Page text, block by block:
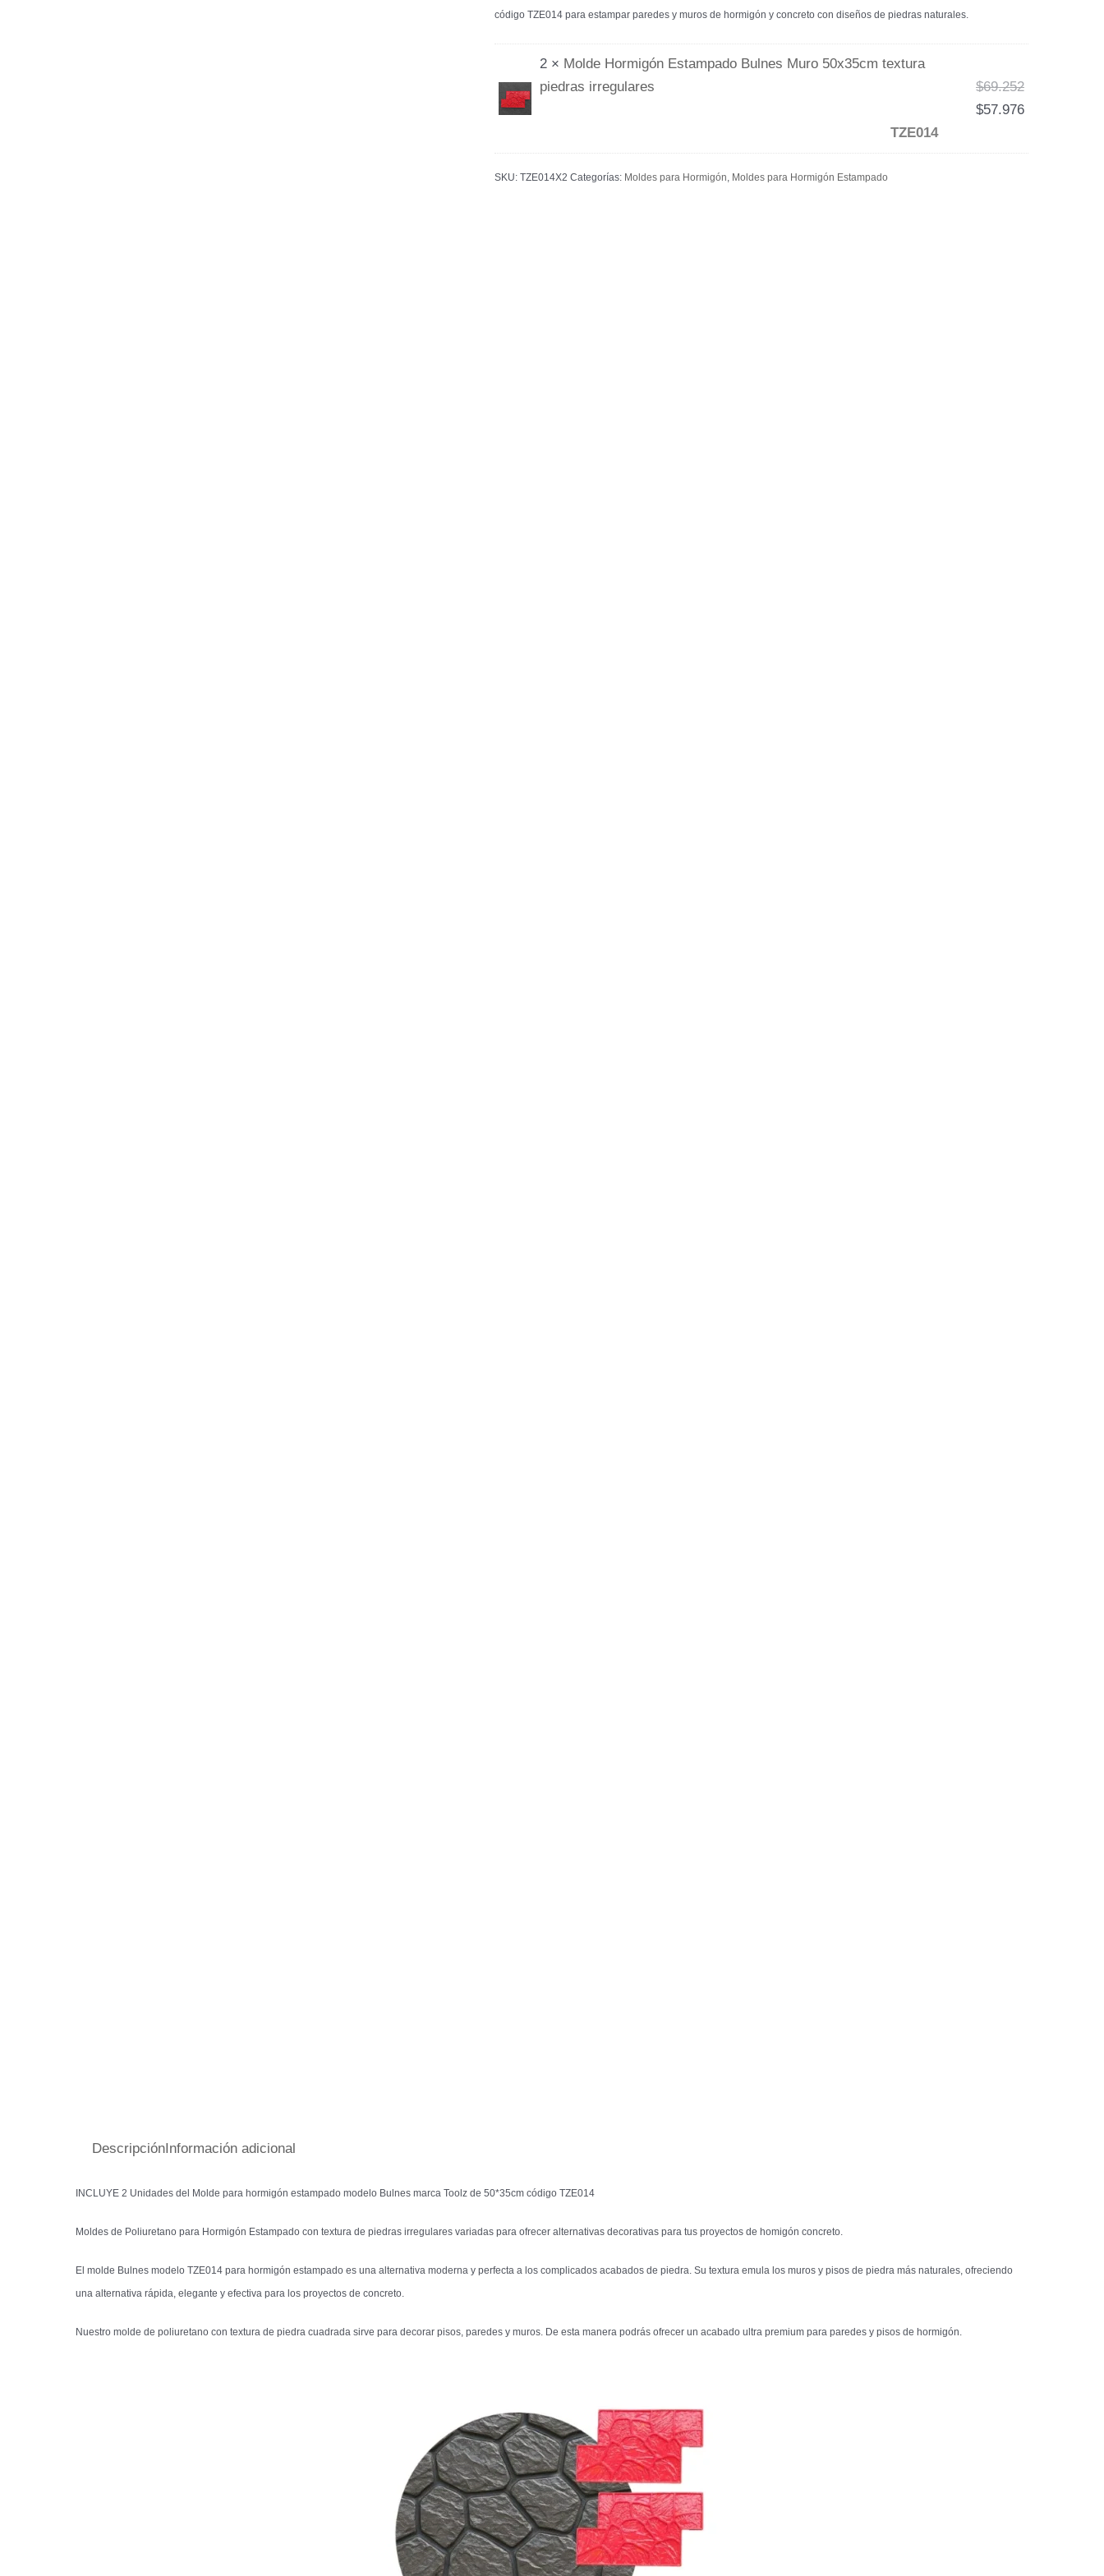
código TZE014 para estampar paredes y muros de hormigón y concreto con diseños de piedras naturales.
2 × Molde Hormigón Estampado Bulnes Muro 50x35cm textura
piedras irregulares
TZE014
$69.252
$57.976
SKU:TZE014X2 Categorías: Moldes para Hormigón, Moldes para Hormigón Estampado
Descripción Información adicional
INCLUYE 2 Unidades del Molde para hormigón estampado modelo Bulnes marca Toolz de 50*35cm código TZE014
Moldes de Poliuretano para Hormigón Estampado con textura de piedras irregulares variadas para ofrecer alternativas decorativas para tus proyectos de homigón concreto.
El molde Bulnes modelo TZE014 para hormigón estampado es una alternativa moderna y perfecta a los complicados acabados de piedra. Su textura emula los muros y pisos de piedra más naturales, ofreciendo
una alternativa rápida, elegante y efectiva para los proyectos de concreto.
Nuestro molde de poliuretano con textura de piedra cuadrada sirve para decorar pisos, paredes y muros. De esta manera podrás ofrecer un acabado ultra premium para paredes y pisos de hormigón.